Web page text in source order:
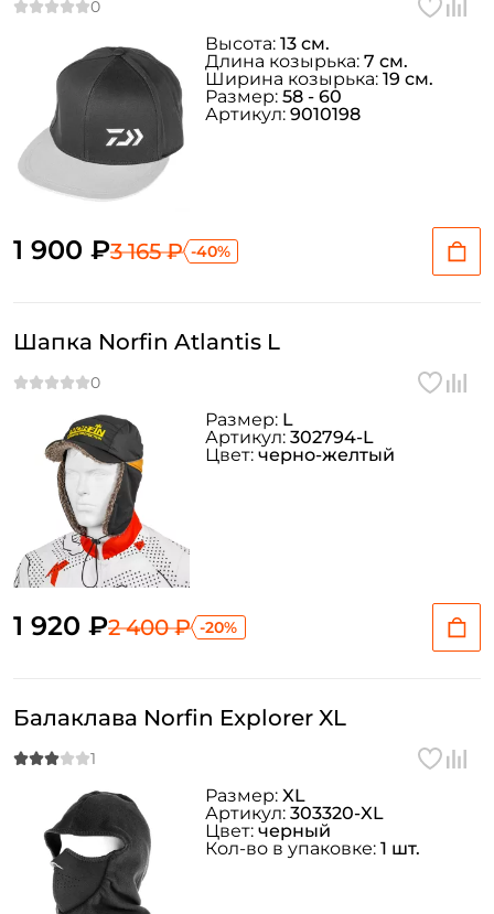
1 900 ₽3 165 ₽ -40%
Высота: 13 см.
Длина козырька: 7 см.
Ширина козырька: 19 см.
Размер: 58 - 60
Артикул: 9010198
Шапка Norfin Atlantis L
1 920 ₽2 400 ₽ -20%
Размер: L
Артикул: 302794-L
Цвет: черно-желтый
Балаклава Norfin Explorer XL
Размер: XL
Артикул: 303320-XL
Цвет: черный
Кол-во в упаковке: 1 шт.
Придумайте пароль: *
Повторите пароль: *
Заполняя данную форму вы соглашаетесь на обработку
персональных данных